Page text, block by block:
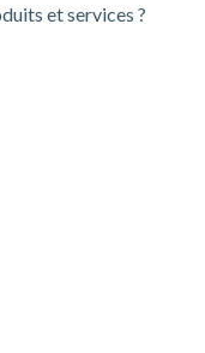
et services ?